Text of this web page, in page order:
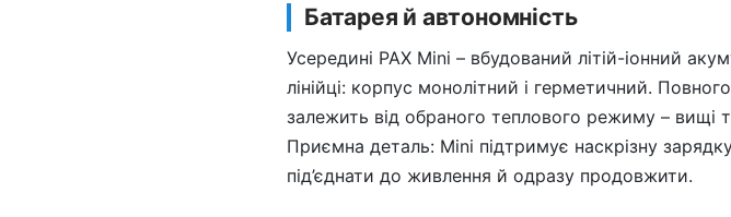
Батарея й автономність
Усередині PAX Mini – вбудований літій-іонний
лінійці: корпус монолітний і герметичний.
залежить від обраного теплового режиму –
Приємна деталь: Mini підтримує наскрізну
під’єднати до живлення й одразу продовжити.